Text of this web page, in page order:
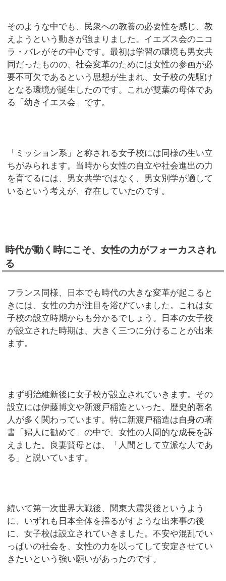
そのような中でも、民衆への教養の必要性を感じ、教
えようという動きが強まりました。イエズス会のニコ
ラ・バレがその中心です。最初は学習の環境も男女共
同だったものの、社会変革のためには女性の参画が必
要不可欠であるという思想が生まれ、女子校の先駆け
となる環境が誕生したのです。これが雙葉の母体であ
る「幼きイエス会」です。
「ミッション系」と称される女子校には同様の生い立
ちがみられます。当時から女性の自立や社会進出の力
を育てるには、男女共学ではなく、男女別学が適して
いるという考えが、存在していたのです。
時代が動く時にこそ、女性の力がフォーカスされ
る
フランス同様、日本でも時代の大きな変革が起こると
きには、女性の力が注目を浴びていました。これは女
子校の設立時期からも分かるでしょう。日本の女子校
が設立された時期は、大きく三つに分けることが出来
ます。
まず明治維新後に女子校が設立されていきます。その
設立には伊藤博文や新渡戸稲造といった、歴史的著名
人が多く関わっています。特に新渡戸稲造は自身の著
書「婦人に勧めて」の中で、女性の人間的な成長を訴
えました。良妻賢母とは、「人間として立派な人であ
る」と説いています。
続いて第一次世界大戦後、関東大震災後というよう
に、いずれも日本全体を揺るがすような出来事の後
に、女子校は設立されていきました。不安や混乱でい
っぱいの社会を、女性の力を以ってして安定させてい
きたいという強い願いがあったのです。